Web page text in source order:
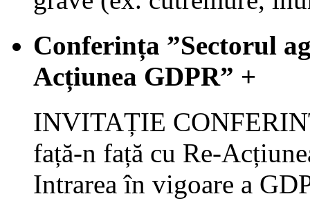
Conferința ”Sectorul
Acțiunea GDPR” +
INVITAȚIE
față-n față cu Re-
Intrarea în vigoare a